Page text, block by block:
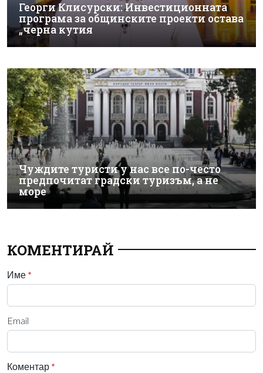
Георги Клисурски: Инвестиционната
програма за общинските проекти остава
„черна кутия
Чуждите туристи у нас все по-често
предпочитат градски туризъм, а не
море
КОМЕНТИРАЙ
Име *
Email
Коментар *